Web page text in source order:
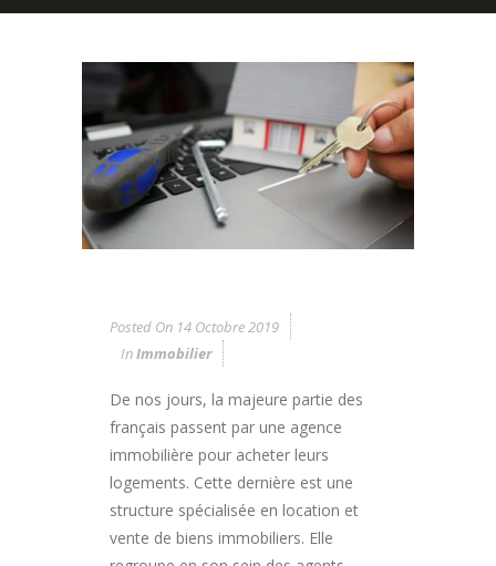
Posted On 14 Octobre 2019
InImmobilier
De nos jours, la majeure partie des
français passent par une agence
immobilière pour acheter leurs
logements. Cette dernière est une
structure spécialisée en location et
vente de biens immobiliers. Elle